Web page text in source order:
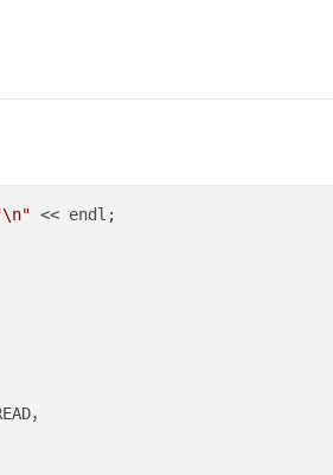
<< endl;
，